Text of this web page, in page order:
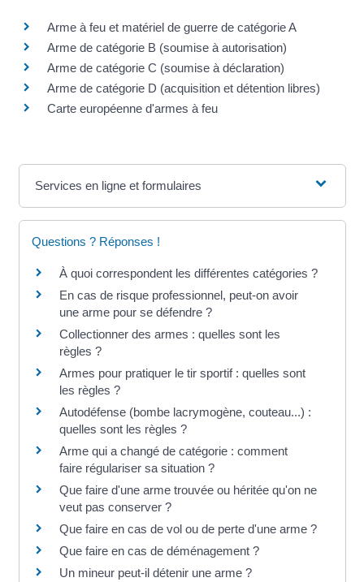
Arme à feu et matériel de guerre de catégorie A
Arme de catégorie B (soumise à autorisation)
Arme de catégorie C (soumise à déclaration)
Arme de catégorie D (acquisition et détention libres)
Carte européenne d'armes à feu
Services en ligne et formulaires
Questions ? Réponses !
À quoi correspondent les différentes catégories ?
En cas de risque professionnel, peut-on avoir
une arme pour se défendre ?
Collectionner des armes : quelles sont les
règles ?
Armes pour pratiquer le tir sportif : quelles sont
les règles ?
Autodéfense (bombe lacrymogène, couteau...) :
quelles sont les règles ?
Arme qui a changé de catégorie : comment
faire régulariser sa situation ?
Que faire d'une arme trouvée ou héritée qu'on ne
veut pas conserver ?
Que faire en cas de vol ou de perte d'une arme ?
Que faire en cas de déménagement ?
Un mineur peut-il détenir une arme ?